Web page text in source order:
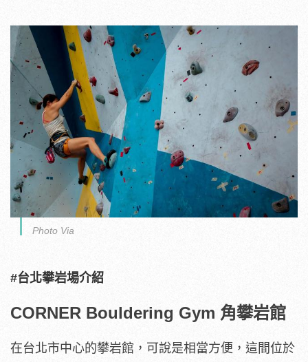
Photo Via
#台北攀岩場介紹
CORNER Bouldering Gym 角攀岩館
在台北市中心的攀岩館，可說是相當方便，這間位於